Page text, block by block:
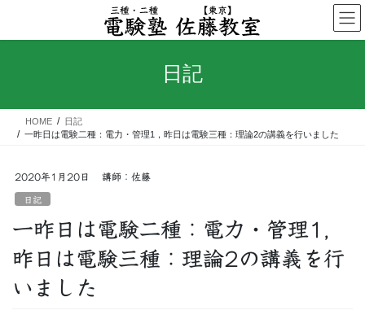
テ
ス
ゲ
ン
日記
HOME
日記
一昨日は電験二種：電力・管理1，昨日は電験三種：理論2の講義を行いました
2020年1月20日 講師：佐藤
日記
一昨日は電験二種：電力・管理1，
昨日は電験三種：理論2の講義を行
いました